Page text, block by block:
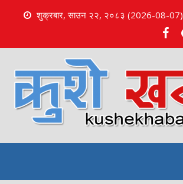
शुक्रबार, साउन २२, २०८३ (2026-08-07)
o
e